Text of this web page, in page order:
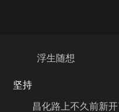
浮生随想
坚持
昌化路上不久前新开